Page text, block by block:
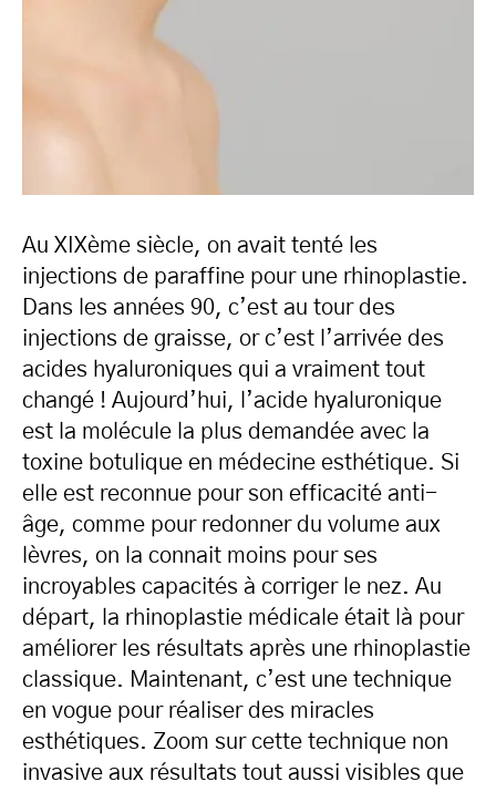
Au XIXème siècle, on avait tenté les
injections de paraffine pour une rhinoplastie.
Dans les années 90, c’est au tour des
injections de graisse, or c’est l’arrivée des
acides hyaluroniques qui a vraiment tout
changé ! Aujourd’hui, l’acide hyaluronique
est la molécule la plus demandée avec la
toxine botulique en médecine esthétique. Si
elle est reconnue pour son efficacité anti-
âge, comme pour redonner du volume aux
lèvres, on la connait moins pour ses
incroyables capacités à corriger le nez. Au
départ, la rhinoplastie médicale était là pour
améliorer les résultats après une rhinoplastie
classique. Maintenant, c’est une technique
en vogue pour réaliser des miracles
esthétiques. Zoom sur cette technique non
invasive aux résultats tout aussi visibles que